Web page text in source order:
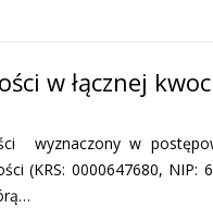
w łącznej
wyznaczony w
(KRS: 0000647680,